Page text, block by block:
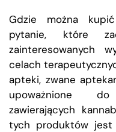
Gdzie można
pytanie, które
zainteresowanych
celach
apteki, zwane
upoważnione
zawierających
tych produktów jest